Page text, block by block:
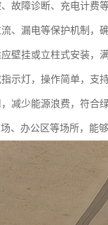
故障诊断、充电计费
、漏电等保护机制，
壁挂或立柱式安装，
示灯，操作简单，支
减少能源浪费，符合
、办公区等场所，能